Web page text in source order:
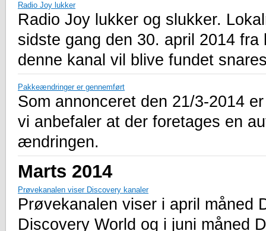
Radio Joy lukker
Radio Joy lukker og slukker.
sidste gang den 30. april 2014
denne kanal vil blive fundet
Pakkeændringer er gennemført
Som annonceret den 21/3-2014
vi anbefaler at der foretages en
ændringen.
Marts 2014
Prøvekanalen viser Discovery kanaler
Prøvekanalen viser i april måned
Discovery World og i juni måned